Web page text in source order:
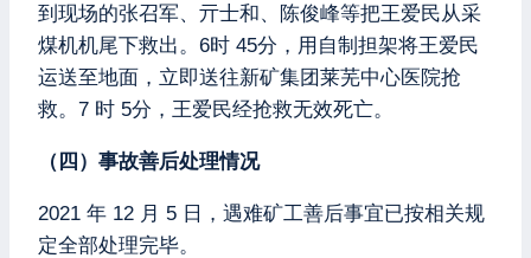
到现场的张召军、亓士和、陈俊峰等把王爱民从采
煤机机尾下救出。6时 45分，用自制担架将王爱民
运送至地面，立即送往新矿集团莱芜中心医院抢
救。7 时 5分，王爱民经抢救无效死亡。
（四）事故善后处理情况
2021 年 12 月 5 日，遇难矿工善后事宜已按相关规
定全部处理完毕。